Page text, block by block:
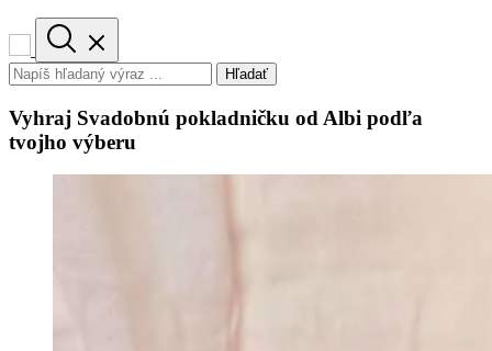
Hľadať
Vyhraj Svadobnú pokladničku od Albi podľa
tvojho výberu